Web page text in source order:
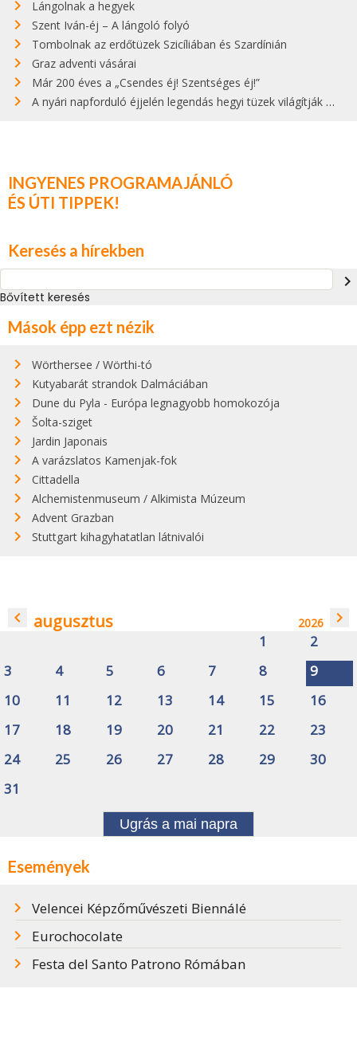
Lángolnak a hegyek
Szent Iván-éj – A lángoló folyó
Tombolnak az erdőtüzek Szicíliában és Szardínián
Graz adventi vásárai
Már 200 éves a „Csendes éj! Szentséges éj!”
A nyári napforduló éjjelén legendás hegyi tüzek világítják meg Zugspitzét
INGYENES PROGRAMAJÁNLÓ
ÉS ÚTI TIPPEK!
Keresés a hírekben
navigate_next
Bővített keresés
Mások épp ezt nézik
Wörthersee / Wörthi-tó
Kutyabarát strandok Dalmáciában
Dune du Pyla - Európa legnagyobb homokozója
Šolta-sziget
Jardin Japonais
A varázslatos Kamenjak-fok
Cittadella
Alchemistenmuseum / Alkimista Múzeum
Advent Grazban
Stuttgart kihagyhatatlan látnivalói
navigate_before augusztus 2026 navigate_next
1
2
3
4 5 6 7 8
9
10
11 12 13 14 15
16
17
18 19 20 21 22
23
24
25 26 27 28 29
30
31
Ugrás a mai napra
Események
Velencei Képzőművészeti Biennálé
Eurochocolate
Festa del Santo Patrono Rómában